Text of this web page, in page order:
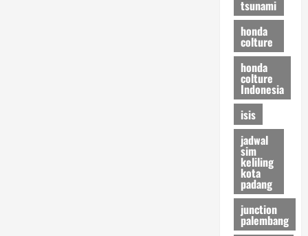
tsunami
honda
colture
honda
colture
Indonesia
isis
jadwal
sim
keliling
kota
padang
junction
palembang